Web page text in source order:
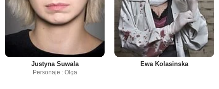
Justyna Suwala
Personaje : Olga
Ewa Kolasinska